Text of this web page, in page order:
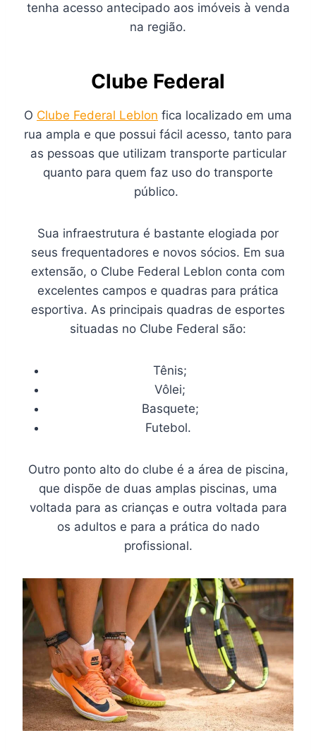
tenha acesso antecipado aos imóveis à venda
na região.
Clube Federal
O Clube Federal Leblon fica localizado em uma
rua ampla e que possui fácil acesso, tanto para
as pessoas que utilizam transporte particular
quanto para quem faz uso do transporte
público.
Sua infraestrutura é bastante elogiada por
seus frequentadores e novos sócios. Em sua
extensão, o Clube Federal Leblon conta com
excelentes campos e quadras para prática
esportiva. As principais quadras de esportes
situadas no Clube Federal são:
Tênis;
Vôlei;
Basquete;
Futebol.
Outro ponto alto do clube é a área de piscina,
que dispõe de duas amplas piscinas, uma
voltada para as crianças e outra voltada para
os adultos e para a prática do nado
profissional.